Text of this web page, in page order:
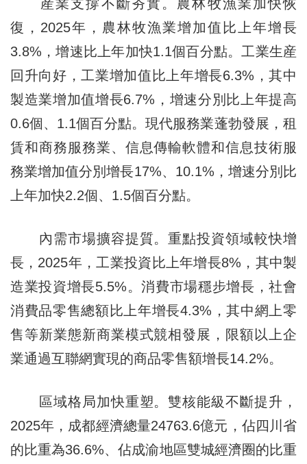
産業支撐不斷夯實。農林牧漁業加快恢
復，2025年，農林牧漁業增加值比上年增長
3.8%，增速比上年加快1.1個百分點。工業生産
回升向好，工業增加值比上年增長6.3%，其中
製造業增加值增長6.7%，增速分別比上年提高
0.6個、1.1個百分點。現代服務業蓬勃發展，租
賃和商務服務業、信息傳輸軟體和信息技術服
務業增加值分別增長17%、10.1%，增速分別比
上年加快2.2個、1.5個百分點。
內需市場擴容提質。重點投資領域較快增
長，2025年，工業投資比上年增長8%，其中製
造業投資增長5.5%。消費市場穩步增長，社會
消費品零售總額比上年增長4.3%，其中網上零
售等新業態新商業模式競相發展，限額以上企
業通過互聯網實現的商品零售額增長14.2%。
區域格局加快重塑。雙核能級不斷提升，
2025年，成都經濟總量24763.6億元，佔四川省
的比重為36.6%、佔成渝地區雙城經濟圈的比重